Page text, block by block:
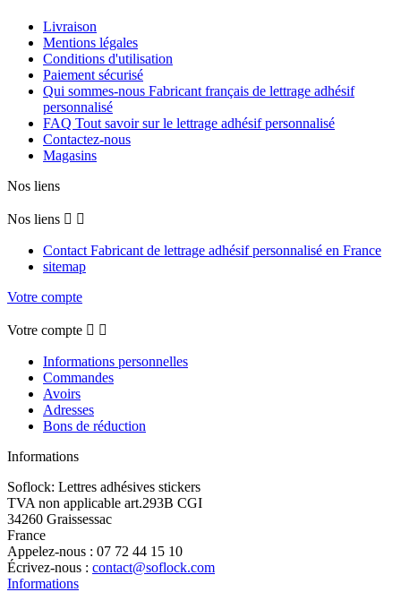
Livraison
Mentions légales
Conditions d'utilisation
Paiement sécurisé
Qui sommes-nous Fabricant français de lettrage adhésif
personnalisé
FAQ Tout savoir sur le lettrage adhésif personnalisé
Contactez-nous
Magasins
Nos liens
Nos liens  
Contact Fabricant de lettrage adhésif personnalisé en France
sitemap
Votre compte
Votre compte  
Informations personnelles
Commandes
Avoirs
Adresses
Bons de réduction
Informations
Soflock: Lettres adhésives stickers
TVA non applicable art.293B CGI
34260 Graissessac
France
Appelez-nous : 07 72 44 15 10
Écrivez-nous : contact@soflock.com
Informations